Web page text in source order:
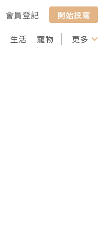
會員登記
開始撰寫
生活 寵物 行山 打卡
更多